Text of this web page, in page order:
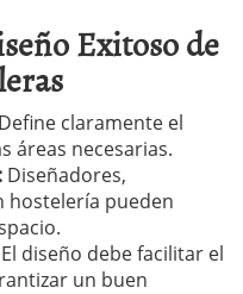
Exitoso de
Define claramente el
áreas necesarias.
Diseñadores,
hostelería pueden
El diseño debe facilitar el
un buen